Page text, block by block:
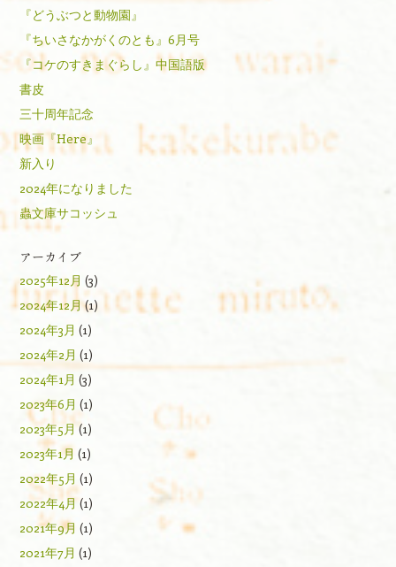
『どうぶつと動物園』
『ちいさなかがくのとも』6月号
『コケのすきまぐらし』中国語版
書皮
三十周年記念
映画『Here』
新入り
2024年になりました
蟲文庫サコッシュ
アーカイブ
2025年12月 (3)
2024年12月(1)
2024年3月 (1)
2024年2月 (1)
2024年1月 (3)
2023年6月 (1)
2023年5月(1)
2023年1月 (1)
2022年5月 (1)
2022年4月 (1)
2021年9月 (1)
2021年7月 (1)